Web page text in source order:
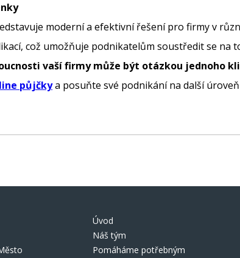
moderní a efektivní řešení pro firmy v
což umožňuje podnikatelům soustředit se na
vaší firmy může být otázkou jednoho
půjčkya posuňte své podnikání na další
Úvod
Náš tým
Pomáháme potřebným